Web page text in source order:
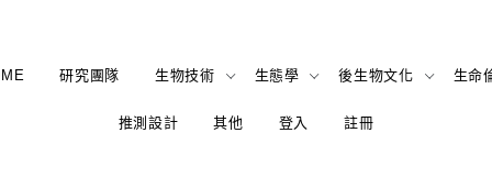
研究團隊 生物技術 生態學 後生物文化 生命
推測設計 其他 登入 註冊